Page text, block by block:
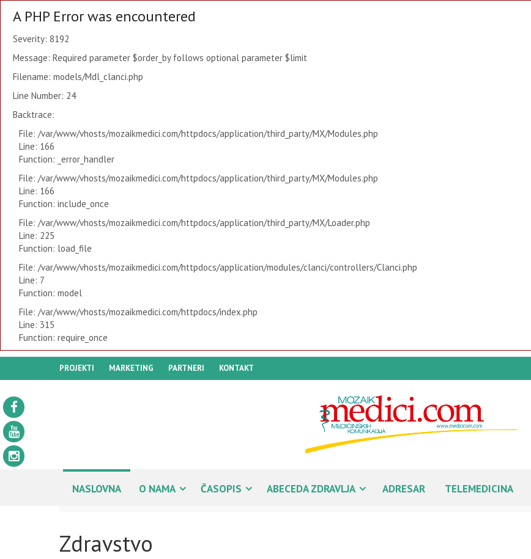
A PHP Error was encountered
Severity: 8192
Message: Required parameter $order_by follows optional parameter $limit
Filename: models/Mdl_clanci.php
Line Number: 24
Backtrace:
File: /var/www/vhosts/mozaikmedici.com/httpdocs/application/third_party/MX/Modules.php
Line: 166
Function: _error_handler
File: /var/www/vhosts/mozaikmedici.com/httpdocs/application/third_party/MX/Modules.php
Line: 166
Function: include_once
File: /var/www/vhosts/mozaikmedici.com/httpdocs/application/third_party/MX/Loader.php
Line: 225
Function: load_file
File: /var/www/vhosts/mozaikmedici.com/httpdocs/application/modules/clanci/controllers/Clanci.php
Line: 7
Function: model
File: /var/www/vhosts/mozaikmedici.com/httpdocs/index.php
Line: 315
Function: require_once
PROJEKTI MARKETING PARTNERI KONTAKT
NASLOVNA O NAMA ČASOPIS ABECEDA ZDRAVLJA ADRESAR TELEMEDICINA
Zdravstvo